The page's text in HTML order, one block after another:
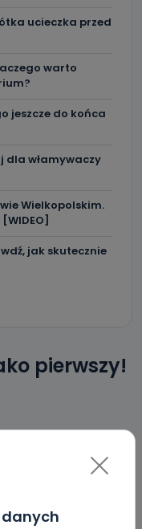
ucieczka przed
warto
jeszcze do końca
dla włamywaczy
Wielkopolskim.
jak skutecznie
pierwszy!